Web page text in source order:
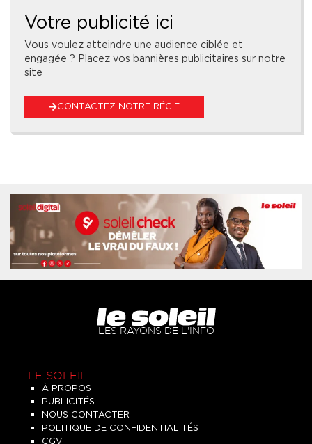
Votre publicité ici
Vous voulez atteindre une audience ciblée et
engagée ? Placez vos bannières publicitaires sur notre
site
CONTACTEZ NOTRE RÉGIE
LES RAYONS DE L'INFO
LE SOLEIL
À PROPOS
PUBLICITÉS
NOUS CONTACTER
POLITIQUE DE CONFIDENTIALITÉS
CGV